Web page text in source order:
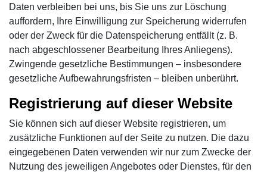
Daten verbleiben bei uns, bis Sie uns zur Löschung
auffordern, Ihre Einwilligung zur Speicherung widerrufen
oder der Zweck für die Datenspeicherung entfällt (z. B.
nach abgeschlossener Bearbeitung Ihres Anliegens).
Zwingende gesetzliche Bestimmungen – insbesondere
gesetzliche Aufbewahrungsfristen – bleiben unberührt.
Registrierung auf dieser Website
Sie können sich auf dieser Website registrieren, um
zusätzliche Funktionen auf der Seite zu nutzen. Die dazu
eingegebenen Daten verwenden wir nur zum Zwecke der
Nutzung des jeweiligen Angebotes oder Dienstes, für den